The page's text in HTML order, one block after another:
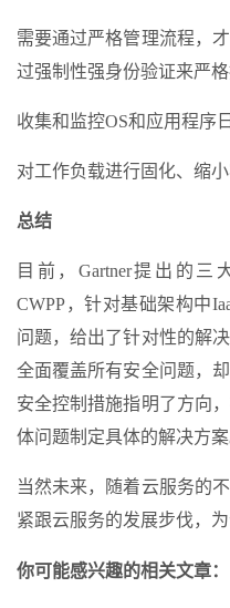
需要通过严格管理流程，
过强制性强身份验证来严格
收集和监控OS和应用程序
对工作负载进行固化、缩
总结
目前，Gartner提出的三
CWPP，针对基础架构中
问题，给出了针对性的解
全面覆盖所有安全问题，
安全控制措施指明了方向
体问题制定具体的解决方案
当然未来，随着云服务的
紧跟云服务的发展步伐，
你可能感兴趣的相关文章：